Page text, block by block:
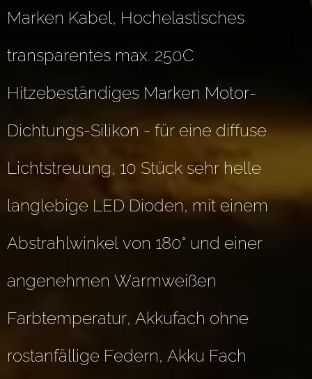
Marken Kabel, Hochelastisches
transparentes max. 250C
Hitzebeständiges Marken Motor-
Dichtungs-Silikon - für eine diffuse
Lichtstreuung, 10 Stück sehr helle
langlebige LED Dioden, mit einem
Abstrahlwinkel von 180° und einer
angenehmen Warmweißen
Farbtemperatur, Akkufach ohne
rostanfällige Federn, Akku Fach